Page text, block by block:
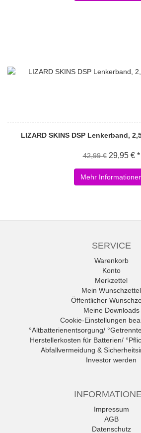
LIZARD SKINS DSP Lenkerband,
42,99 € 29,95 € *
Mehr
SERVICE
Warenkorb
Konto
Merkzettel
Mein Wunschzettel
Öffentlicher
Meine Downloads
Cookie-Einstellungen
°Altbatterienentsorgung/
Herstellerkosten für Batterien/
Abfallvermeidung &
Investor werden
Impressum
AGB
Datenschutz